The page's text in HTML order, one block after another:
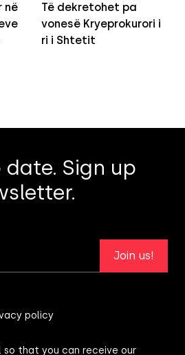
në
Të dekretohet pa
vonesë Kryeprokurori i
ri i Shtetit
date. Sign up
Join us!
policy
so that you can receive our